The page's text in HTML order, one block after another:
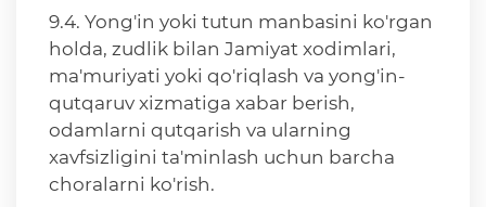
9.4. Yong'in yoki tutun manbasini ko'rgan
holda, zudlik bilan Jamiyat xodimlari,
ma'muriyati yoki qo'riqlash va yong'in-
qutqaruv xizmatiga xabar berish,
odamlarni qutqarish va ularning
xavfsizligini ta'minlash uchun barcha
choralarni ko'rish.